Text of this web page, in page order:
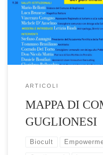
opportunità di sviluppo
maggiore coesione e
ARTICOLI
MAPPA DI
GUGLIONESI
Biocult